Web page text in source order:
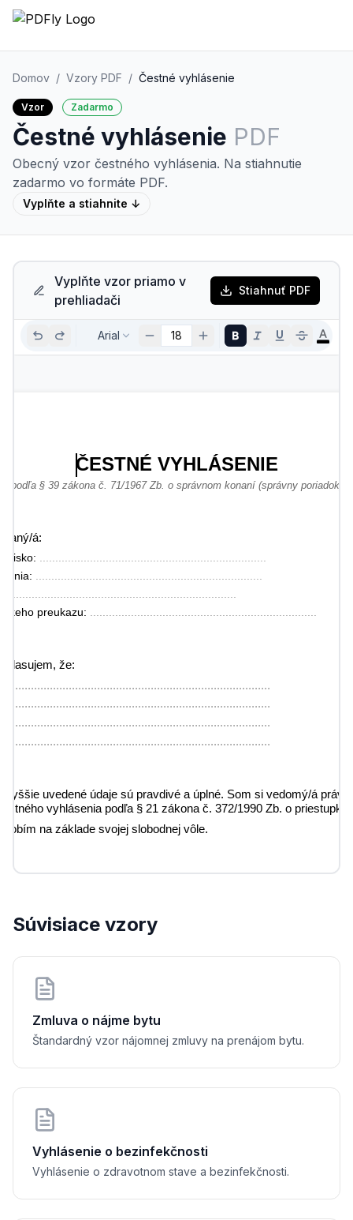
Domov / Vzory PDF / Čestné vyhlásenie
Vzor Zadarmo
Čestné vyhlásenie PDF
Obecný vzor čestného vyhlásenia. Na stiahnutie
zadarmo vo formáte PDF.
Vyplňte a stiahnite ↓
Vyplňte vzor priamo v
prehliadači
Stiahnuť PDF
Arial 18
ČESTNÉ VYHLÁSENIE
podľa § 39 zákona č. 71/1967 Zb. o správnom konaní (správny poriadok)
á:
........................................................................
preukazu:
že:
vyššie uvedené údaje sú pravdivé a úplné. Som si vedomý/á
vyhlásenia podľa § 21 zákona č. 372/1990 Zb. o
robím na základe svojej slobodnej vôle.
Súvisiace vzory
Zmluva o nájme bytu
Štandardný vzor nájomnej zmluvy na prenájom bytu.
Vyhlásenie o bezinfekčnosti
Vyhlásenie o zdravotnom stave a bezinfekčnosti.